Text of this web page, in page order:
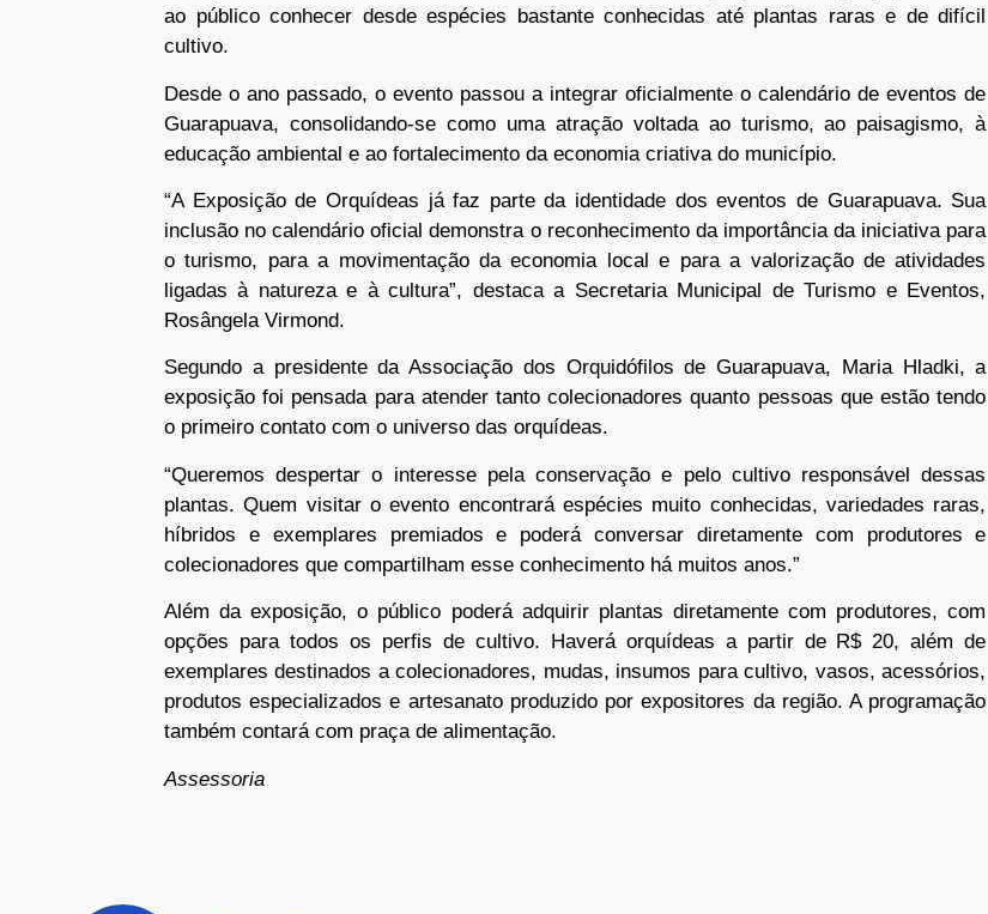
ao público conhecer desde espécies bastante conhecidas até plantas raras e de difícil
cultivo.
Desde o ano passado, o evento passou a integrar oficialmente o calendário de eventos de
Guarapuava, consolidando-se como uma atração voltada ao turismo, ao paisagismo, à
educação ambiental e ao fortalecimento da economia criativa do município.
“A Exposição de Orquídeas já faz parte da identidade dos eventos de Guarapuava. Sua
inclusão no calendário oficial demonstra o reconhecimento da importância da iniciativa para
o turismo, para a movimentação da economia local e para a valorização de atividades
ligadas à natureza e à cultura”, destaca a Secretaria Municipal de Turismo e Eventos,
Rosângela Virmond.
Segundo a presidente da Associação dos Orquidófilos de Guarapuava, Maria Hladki, a
exposição foi pensada para atender tanto colecionadores quanto pessoas que estão tendo
o primeiro contato com o universo das orquídeas.
“Queremos despertar o interesse pela conservação e pelo cultivo responsável dessas
plantas. Quem visitar o evento encontrará espécies muito conhecidas, variedades raras,
híbridos e exemplares premiados e poderá conversar diretamente com produtores e
colecionadores que compartilham esse conhecimento há muitos anos.”
Além da exposição, o público poderá adquirir plantas diretamente com produtores, com
opções para todos os perfis de cultivo. Haverá orquídeas a partir de R$ 20, além de
exemplares destinados a colecionadores, mudas, insumos para cultivo, vasos, acessórios,
produtos especializados e artesanato produzido por expositores da região. A programação
também contará com praça de alimentação.
Assessoria